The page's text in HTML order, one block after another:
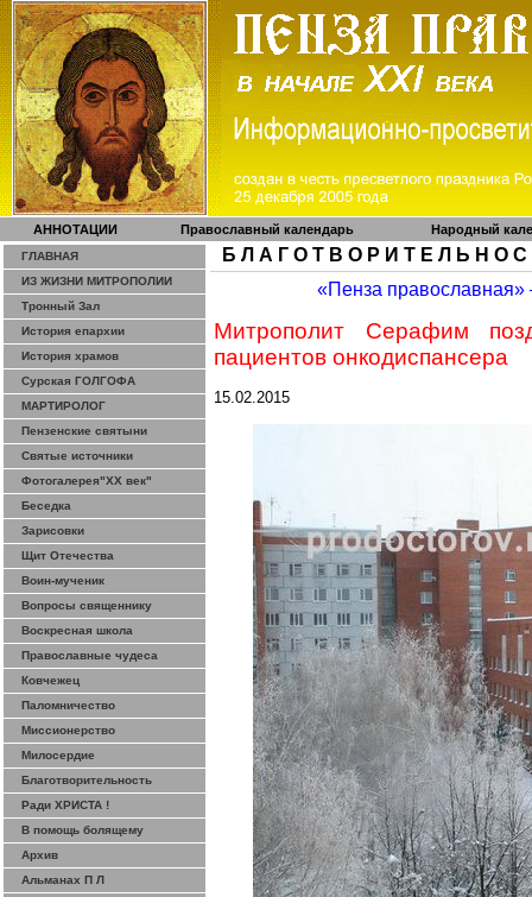
АННОТАЦИИ Православный календарь Народный
ГЛАВНАЯ
ИЗ ЖИЗНИ МИТРОПОЛИИ
Тронный Зал
История епархии
История храмов
Сурская ГОЛГОФА
МАРТИРОЛОГ
Пензенские святыни
Святые источники
Фотогалерея"ХХ век"
Беседка
Зарисовки
Щит Отечества
Воин-мученик
Вопросы священнику
Воскресная школа
Православные чудеса
Ковчежец
Паломничество
Миссионерство
Милосердие
Благотворительность
Ради ХРИСТА !
В помощь болящему
Архив
Альманах П Л
Б Л А Г О Т В О Р И Т Е Л Ь Н О С
«Пенза православная»
Митрополит Серафим
пациентов онкодиспансера
15.02.2015